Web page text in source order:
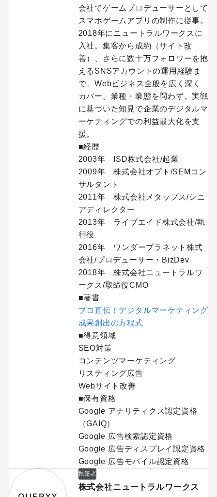
会社でゲームプロデューサーとして
スマホゲームアプリの制作に従事。
2018年にニュートラルワークスに
入社。集客から成約（サイト改
善）、さらに数十万フォロワーを抱
えるSNSアカウントの運用経験ま
で、Webビジネス全般を広く深く
カバー。業種・業態を問わず、実戦
に基づいた知見で企業のデジタルマ
ーケティングでの利益最大化を支
援。
■経歴
2003年 ISD株式会社/起業
2009年 株式会社オプト/SEMコン
サルタント
2011年 株式会社メタップス/シニ
アディレクター
2013年 ライブエイド株式会社/執
行役
2016年 ワンダープラネット株式
会社/プロデューサー・BizDev
2018年 株式会社ニュートラルワ
ークス/取締役CMO
■著書
プロ直伝！デジタルマーケティング
成果創出の方程式
■得意領域
SEO対策
コンテンツマーケティング
リスティング広告
Webサイト改善
■保有資格
Google アナリティクス認定資格
（GAIQ）
Google 広告検索認定資格
Google 広告ディスプレイ認定資格
Google 広告モバイル認定資格
執筆者
株式会社ニュートラルワークス